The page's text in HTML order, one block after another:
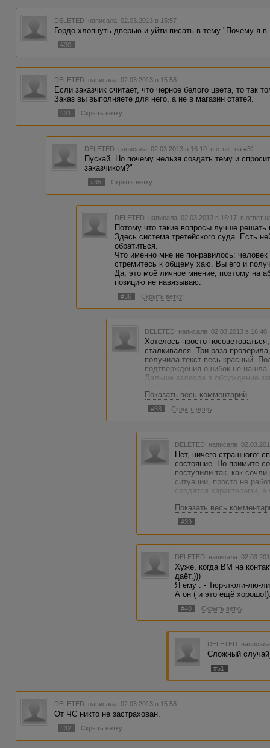
DELETED написала 02.03.2013 в 15:57
Гордо хлопнуть дверью и уйти писать в тему "Почему я
#30
DELETED написала 02.03.2013 в 15:58
Если заказчик считает, что черное белого цвета, то так
Заказ вы выполняете для него, а не в магазин статей.
#31 Скрыть ветку
DELETED написала 02.03.2013 в 16:10 в ответ на #31
Пускай. Но почему нельзя создать тему и
заказчиком?"
#35 Скрыть ветку
DELETED написала 02.03.2013 в 16:17 в ответ
Потому что такие вопросы лучше
Здесь система третейского суда. Есть
обратиться.
Что именно мне не понравилось:
стремитесь к общему хаю. Вы его и
Да, это моё личное мнение, поэтому на
позицию не навязываю.
#36 Скрыть ветку
DELETED написала 02.03.2013 в
Хотелось просто
сталкивался. Три раза
получила текст весь красный.
подтверждения ошибок не
Дальше залезла в обсуждение
заказчика и тему статьи.Вот,
существующие здесь негласные
Показать весь комментарий
#38 Скрыть ветку
DELETED написала
Нет, ничего страшного:
состояние. Но примите
поступили так, как
ситуации, просто не
сходятся характерами,
Вы его не переубедите.
здесь. Откажет -
заработаете. Думаете,
обидные. Подняла руку
кому доверяю. И вы
Показать весь
#39
DELETED написала
Хуже, когда ВМ на
даёт.)))
Я ему : - Тюр-люли-лю-
А он ( и это ещё
#40 Скрыть ветку
DELETED
Сложный
#51
DELETED написала 02.03.2013 в 15:58
От ЧС никто не застрахован.
#32 Скрыть ветку